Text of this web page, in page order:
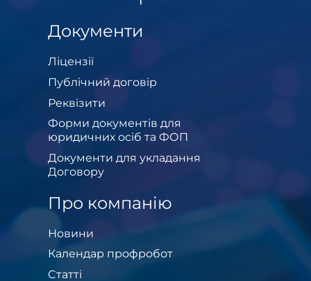
Документи
Ліцензії
Публічний договір
Реквізити
Форми документів для
юридичних осіб та ФОП
Документи для укладання
Договору
Про компанію
Новини
Календар профробот
Cтатті